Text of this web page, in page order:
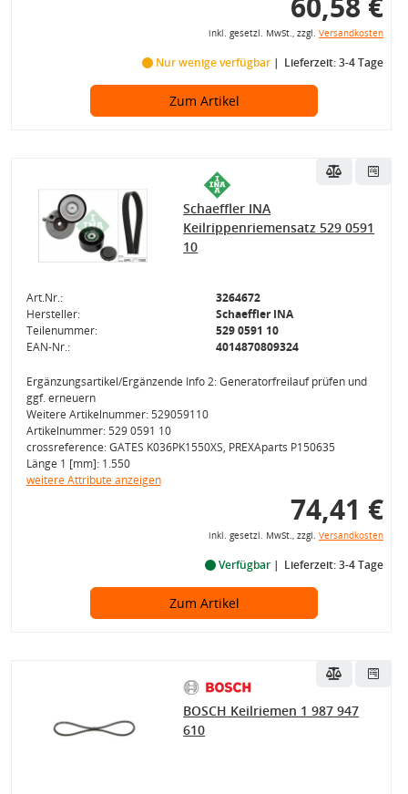
inkl. gesetzl. MwSt., zzgl. Versandkosten
Nur wenige verfügbar Lieferzeit: 3-4 Tage
Zum Artikel
Schaeffler INA
Keilrippenriemensatz 529 0591
10
Art.Nr.:
3264672
Hersteller:
Schaeffler INA
Teilenummer:
529 0591 10
EAN-Nr.:
4014870809324
Ergänzungsartikel/Ergänzende Info 2: Generatorfreilauf prüfen und
ggf. erneuern
Weitere Artikelnummer: 529059110
Artikelnummer: 529 0591 10
crossreference: GATES K036PK1550XS, PREXAparts P150635
Länge 1 [mm]: 1.550
weitere Attribute anzeigen
74,41 €
inkl. gesetzl. MwSt., zzgl. Versandkosten
Verfügbar Lieferzeit: 3-4 Tage
Zum Artikel
BOSCH Keilriemen 1 987 947
610